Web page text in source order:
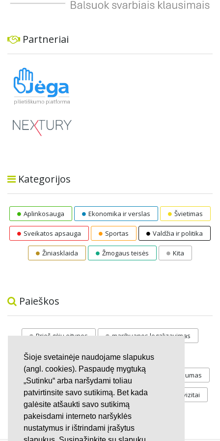
Šioje svetainėje naudojame slapukus
(angl. cookies). Paspaudę mygtuką
„Sutinku“ arba naršydami toliau
patvirtinsite savo sutikimą. Bet kada
galėsite atšaukti savo sutikimą
pakeisdami interneto naršyklės
nustatymus ir ištrindami įrašytus
Partneriai
Kategorijos
Aplinkosauga Ekonomika ir verslas Švietimas
Sveikatos apsauga Sportas Valdžia ir politika
Žiniasklaida Žmogaus teisės Kita
Paieškos
Prieš gėju eitynes marihuanos legalizavimas
STOP vaiku atemimas
Pilnos moksleivių vasaros atostogos referendumas
Keliu jaunystės Valandos Rekvizitai
Investicijos